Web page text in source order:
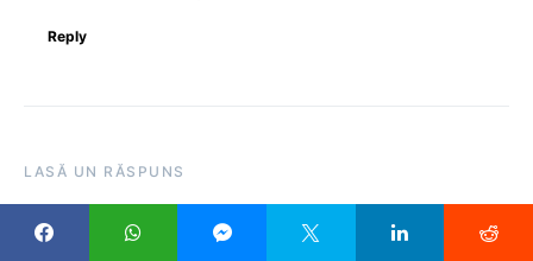
Reply
LASĂ UN RĂSPUNS
Adresa ta de email nu va fi publicată. Câmpurile obligatorii
sunt marcate cu